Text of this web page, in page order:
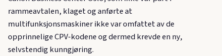
rammeavtalen, klaget og anførte at
multifunksjonsmaskiner ikke var omfattet av de
opprinnelige CPV-kodene og dermed krevde en ny,
selvstendig kunngjøring.